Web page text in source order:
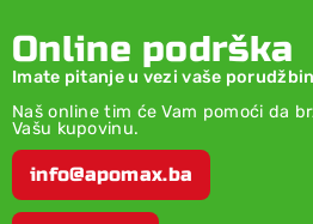
Online podrška
Imate pitanje u vezi vaše
Naš online tim će Vam pomoći da
Vašu kupovinu.
info@apomax.ba